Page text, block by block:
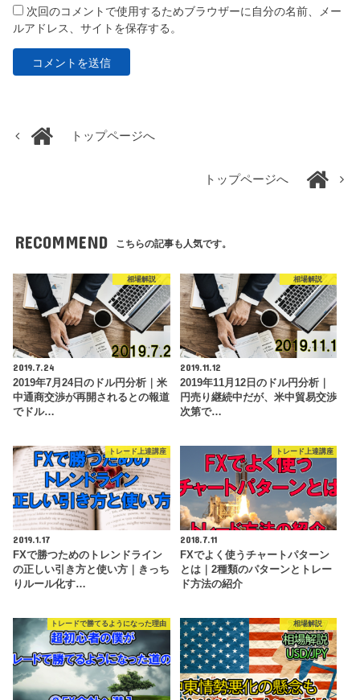
次回のコメントで使用するためブラウザーに自分の名前、メー
ルアドレス、サイトを保存する。
トップページへ
トップページへ
RECOMMEND こちらの記事も人気です。
相場解説
2019.7.24
2019年7月24日のドル円分析｜米
中通商交渉が再開されるとの報道
でドル…
相場解説
2019.11.12
2019年11月12日のドル円分析｜
円売り継続中だが、米中貿易交渉
次第で…
トレード上達講座
2019.1.17
FXで勝つためのトレンドライン
の正しい引き方と使い方｜きっち
りルール化す…
トレード上達講座
2018.7.11
FXでよく使うチャートパターン
とは｜2種類のパターンとトレー
ド方法の紹介
トレードで勝てるようになった理由 相場解説